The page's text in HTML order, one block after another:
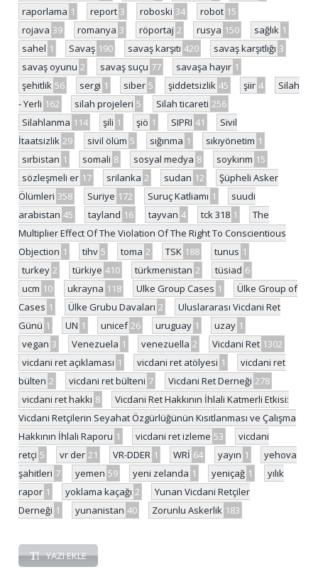
raporlama 1 report 3 roboski 34 robot 15
rojava 39 romanya 3 röportaj 2 rusya 150 sağlık 1
sahel 1 Savaş 190 savaş karşıtı 420 savaş karşıtlığı 3
savaş oyunu 2 savaş suçu 77 savaşa hayır 1
şehitlik 56 sergi 1 siber 5 şiddetsizlik 45 şiir 4
Silah
- Yerli 162 silah projeleri 5 Silah ticareti 256
Silahlanma 114 şili 1 şiö 1 SIPRI 41
Sivil
İtaatsizlik 29 sivil ölüm 5 sığınma 1 sıkıyönetim 1
sırbistan 1 somali 8 sosyal medya 8 soykırım 15
sözleşmeli er 17 srilanka 2 sudan 12
Şüpheli Asker
Ölümleri 358 Suriye 172 Suruç Katliamı 1
suudi
arabistan 45 tayland 16 tayvan 4 tck 318 1
The
Multiplier Effect Of The Violation Of The Right To Conscientious
Objection 1 tihv 5 toma 2 TSK 188 tunus 1
turkey 2 türkiye 410 türkmenistan 2 tüsiad 6
ucm 10 ukrayna 118 Ulke Group Cases 1
Ülke Group of
Cases 1 Ülke Grubu Davaları 2
Uluslararası Vicdani Ret
Günü 1 UN 1 unicef 26 uruguay 1 uzay 1
vegan 3 Venezuela 1 venezuella 2 Vicdani Ret 1302
vicdani ret açıklaması 1 vicdani ret atölyesi 1
vicdani ret
bülten 2 vicdani ret bülteni 7 Vicdani Ret Derneği 278
vicdani ret hakkı 8
Vicdani Ret Hakkının İhlali Katmerli Etkisi:
Vicdani Retçilerin Seyahat Özgürlüğünün Kısıtlanması ve Çalışma
Hakkının İhlali Raporu 1 vicdani ret izleme 53
vicdani
retçi 5 vr der 21 VR-DDER 1 WRİ 64 yayın 1
yehova
şahitleri 7 yemen 59 yeni zelanda 1 yeniçağ 1
yılık
rapor 1 yoklama kaçağı 2
Yunan Vicdani Retçiler
Derneği 1 yunanistan 40 Zorunlu Askerlik 183
YAZI EKLE